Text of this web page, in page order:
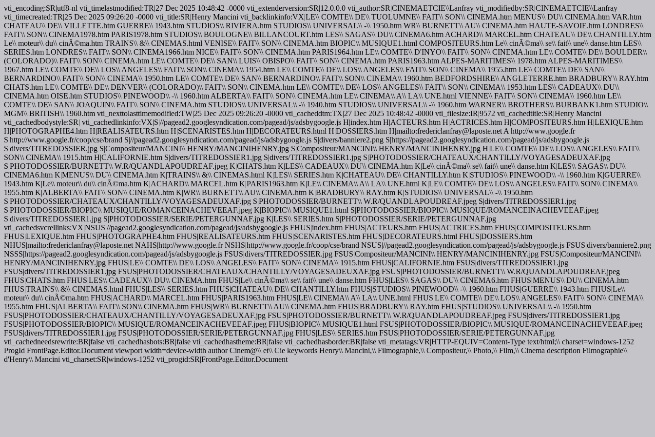
vti_encoding:SR|utf8-nl vti_timelastmodified:TR|27 Dec 2025 10:48:42 -0000 vti_extenderversion:SR|12.0.0.0 vti_author:SR|CINEMAETCIE\\Lanfray vti_modifiedby:SR|CINEMAETCIE\\Lanfray
vti_timecreated:TR|25 Dec 2025 09:26:20 -0000 vti_title:SR|Henry Mancini vti_backlinkinfo:VX|LE\\ COMTE\\ DE\\ TUOLUMNE\\ FAIT\\ SON\\ CINEMA.htm MENUS\\ DU\\ CINEMA.htm VAR.htm
CHATEAU\\ DE\\ VILLETTE.htm GUERRE\\ 1943.htm STUDIOS\\ RIVIERA.htm STUDIOS\\ UNIVERSAL\\ -\\ 1950.htm WR\\ BURNETT\\ AU\\ CINEMA.htm HAUTE-SAVOIE.htm LONDRES\\
FAIT\\ SON\\ CINEMA1978.htm PARIS1978.htm STUDIOS\\ BOULOGNE\\ BILLANCOURT.htm LES\\ SAGAS\\ DU\\ CINEMA6.htm ACHARD\\ MARCEL.htm CHATEAU\\ DE\\ CHANTILLY.htm
Le\\ moteur\\ du\\ cinÃ©ma.htm TRAINS\\ &\\ CINEMAS.html VENISE\\ FAIT\\ SON\\ CINEMA.htm BIOPIC\\ MUSIQUE1.html COMPOSITEURS.htm Le\\ cinÃ©ma\\ se\\ fait\\ une\\ danse.htm LES\\
SERIES.htm LONDRES\\ FAIT\\ SON\\ CINEMA1966.htm NICE\\ FAIT\\ SON\\ CINEMA.htm PARIS1964.htm LE\\ COMTE\\ D'INYO\\ FAIT\\ SON\\ CINEMA.htm LE\\ COMTE\\ DE\\ BOULDER\\
(COLORADO)\\ FAIT\\ SON\\ CINEMA.htm LE\\ COMTE\\ DE\\ SAN\\ LUIS\\ OBISPO\\ FAIT\\ SON\\ CINEMA.htm PARIS1963.htm ALPES-MARITIMES\\ 1978.htm ALPES-MARITIMES\\
1967.htm LE\\ COMTE\\ DE\\ LOS\\ ANGELES\\ FAIT\\ SON\\ CINEMA\\ 1954.htm LE\\ COMTE\\ DE\\ LOS\\ ANGELES\\ FAIT\\ SON\\ CINEMA\\ 1955.htm LE\\ COMTE\\ DE\\ SAN\\
BERNARDINO\\ FAIT\\ SON\\ CINEMA\\ 1950.htm LE\\ COMTE\\ DE\\ SAN\\ BERNARDINO\\ FAIT\\ SON\\ CINEMA\\ 1960.htm BEDFORDSHIRE\\ ANGLETERRE.htm BRADBURY\\ RAY.htm
CHATS.htm LE\\ COMTE\\ DE\\ DENVER\\ (COLORADO)\\ FAIT\\ SON\\ CINEMA.htm LE\\ COMTE\\ DE\\ LOS\\ ANGELES\\ FAIT\\ SON\\ CINEMA\\ 1953.htm LES\\ CADEAUX\\ DU\\
CINEMA.htm OISE.htm STUDIOS\\ PINEWOOD\\ -\\ 1960.htm ALBERTA\\ FAIT\\ SON\\ CINEMA.htm LE\\ CINEMA\\ A\\ LA\\ UNE.html VIENNE\\ FAIT\\ SON\\ CINEMA\\ 1960.htm LE\\
COMTE\\ DE\\ SAN\\ JOAQUIN\\ FAIT\\ SON\\ CINEMA.htm STUDIOS\\ UNIVERSAL\\ -\\ 1940.htm STUDIOS\\ UNIVERSAL\\ -\\ 1960.htm WARNER\\ BROTHERS\\ BURBANK1.htm STUDIO\\
MGM\\ BRITISH\\ 1960.htm vti_nexttolasttimemodified:TW|25 Dec 2025 09:26:20 -0000 vti_cacheddtm:TX|27 Dec 2025 10:48:42 -0000 vti_filesize:IR|9572 vti_cachedtitle:SR|Henry Mancini
vti_cachedbodystyle:SR| vti_cachedlinkinfo:VX|S|//pagead2.googlesyndication.com/pagead/js/adsbygoogle.js H|index.htm H|ACTEURS.htm H|ACTRICES.htm H|COMPOSITEURS.htm H|LEXIQUE.htm
H|PHOTOGRAPHE4.htm H|REALISATEURS.htm H|SCENARISTES.htm H|DECORATEURS.html H|DOSSIERS.htm H|mailto:fredericlanfray@laposte.net A|http://www.google.fr
S|http://www.google.fr/coop/cse/brand S|//pagead2.googlesyndication.com/pagead/js/adsbygoogle.js S|divers/banniere2.png S|https://pagead2.googlesyndication.com/pagead/js/adsbygoogle.js
S|divers/TITREDOSSIER.jpg S|Compositeur/MANCINI\\ HENRY/MANCINIHENRY.jpg S|Compositeur/MANCINI\\ HENRY/MANCINIHENRY.jpg H|LE\\ COMTE\\ DE\\ LOS\\ ANGELES\\ FAIT\\
SON\\ CINEMA\\ 1915.htm H|CALIFORNIE.htm S|divers/TITREDOSSIER1.jpg S|divers/TITREDOSSIER1.jpg S|PHOTODOSSIER/CHATEAUX/CHANTILLY/VOYAGESADEUXAF.jpg
S|PHOTODOSSIER/BURNETT\\ W.R/QUANDLAPOUDREAF.jpeg K|CHATS.htm K|LES\\ CADEAUX\\ DU\\ CINEMA.htm K|Le\\ cinÃ©ma\\ se\\ fait\\ une\\ danse.htm K|LES\\ SAGAS\\ DU\\
CINEMA6.htm K|MENUS\\ DU\\ CINEMA.htm K|TRAINS\\ &\\ CINEMAS.html K|LES\\ SERIES.htm K|CHATEAU\\ DE\\ CHANTILLY.htm K|STUDIOS\\ PINEWOOD\\ -\\ 1960.htm K|GUERRE\\
1943.htm K|Le\\ moteur\\ du\\ cinÃ©ma.htm K|ACHARD\\ MARCEL.htm K|PARIS1963.htm K|LE\\ CINEMA\\ A\\ LA\\ UNE.html K|LE\\ COMTE\\ DE\\ LOS\\ ANGELES\\ FAIT\\ SON\\ CINEMA\\
1955.htm K|ALBERTA\\ FAIT\\ SON\\ CINEMA.htm K|WR\\ BURNETT\\ AU\\ CINEMA.htm K|BRADBURY\\ RAY.htm K|STUDIOS\\ UNIVERSAL\\ -\\ 1950.htm
S|PHOTODOSSIER/CHATEAUX/CHANTILLY/VOYAGESADEUXAF.jpg S|PHOTODOSSIER/BURNETT\\ W.R/QUANDLAPOUDREAF.jpeg S|divers/TITREDOSSIER1.jpg
S|PHOTODOSSIER/BIOPIC\\ MUSIQUE/ROMANCEINACHEVEEAF.jpeg K|BIOPIC\\ MUSIQUE1.html S|PHOTODOSSIER/BIOPIC\\ MUSIQUE/ROMANCEINACHEVEEAF.jpeg
S|divers/TITREDOSSIER1.jpg S|PHOTODOSSIER/SERIE/PETERGUNNAF.jpg K|LES\\ SERIES.htm S|PHOTODOSSIER/SERIE/PETERGUNNAF.jpg
vti_cachedsvcrellinks:VX|NSUS|//pagead2.googlesyndication.com/pagead/js/adsbygoogle.js FHUS|index.htm FHUS|ACTEURS.htm FHUS|ACTRICES.htm FHUS|COMPOSITEURS.htm
FHUS|LEXIQUE.htm FHUS|PHOTOGRAPHE4.htm FHUS|REALISATEURS.htm FHUS|SCENARISTES.htm FHUS|DECORATEURS.html FHUS|DOSSIERS.htm
NHUS|mailto:fredericlanfray@laposte.net NAHS|http://www.google.fr NSHS|http://www.google.fr/coop/cse/brand NSUS|//pagead2.googlesyndication.com/pagead/js/adsbygoogle.js FSUS|divers/banniere2.png
NSSS|https://pagead2.googlesyndication.com/pagead/js/adsbygoogle.js FSUS|divers/TITREDOSSIER.jpg FSUS|Compositeur/MANCINI\\ HENRY/MANCINIHENRY.jpg FSUS|Compositeur/MANCINI\\
HENRY/MANCINIHENRY.jpg FHUS|LE\\ COMTE\\ DE\\ LOS\\ ANGELES\\ FAIT\\ SON\\ CINEMA\\ 1915.htm FHUS|CALIFORNIE.htm FSUS|divers/TITREDOSSIER1.jpg
FSUS|divers/TITREDOSSIER1.jpg FSUS|PHOTODOSSIER/CHATEAUX/CHANTILLY/VOYAGESADEUXAF.jpg FSUS|PHOTODOSSIER/BURNETT\\ W.R/QUANDLAPOUDREAF.jpeg
FHUS|CHATS.htm FHUS|LES\\ CADEAUX\\ DU\\ CINEMA.htm FHUS|Le\\ cinÃ©ma\\ se\\ fait\\ une\\ danse.htm FHUS|LES\\ SAGAS\\ DU\\ CINEMA6.htm FHUS|MENUS\\ DU\\ CINEMA.htm
FHUS|TRAINS\\ &\\ CINEMAS.html FHUS|LES\\ SERIES.htm FHUS|CHATEAU\\ DE\\ CHANTILLY.htm FHUS|STUDIOS\\ PINEWOOD\\ -\\ 1960.htm FHUS|GUERRE\\ 1943.htm FHUS|Le\\
moteur\\ du\\ cinÃ©ma.htm FHUS|ACHARD\\ MARCEL.htm FHUS|PARIS1963.htm FHUS|LE\\ CINEMA\\ A\\ LA\\ UNE.html FHUS|LE\\ COMTE\\ DE\\ LOS\\ ANGELES\\ FAIT\\ SON\\ CINEMA\\
1955.htm FHUS|ALBERTA\\ FAIT\\ SON\\ CINEMA.htm FHUS|WR\\ BURNETT\\ AU\\ CINEMA.htm FHUS|BRADBURY\\ RAY.htm FHUS|STUDIOS\\ UNIVERSAL\\ -\\ 1950.htm
FSUS|PHOTODOSSIER/CHATEAUX/CHANTILLY/VOYAGESADEUXAF.jpg FSUS|PHOTODOSSIER/BURNETT\\ W.R/QUANDLAPOUDREAF.jpeg FSUS|divers/TITREDOSSIER1.jpg
FSUS|PHOTODOSSIER/BIOPIC\\ MUSIQUE/ROMANCEINACHEVEEAF.jpeg FHUS|BIOPIC\\ MUSIQUE1.html FSUS|PHOTODOSSIER/BIOPIC\\ MUSIQUE/ROMANCEINACHEVEEAF.jpeg
FSUS|divers/TITREDOSSIER1.jpg FSUS|PHOTODOSSIER/SERIE/PETERGUNNAF.jpg FHUS|LES\\ SERIES.htm FSUS|PHOTODOSSIER/SERIE/PETERGUNNAF.jpg
vti_cachedneedsrewrite:BR|false vti_cachedhasbots:BR|false vti_cachedhastheme:BR|false vti_cachedhasborder:BR|false vti_metatags:VR|HTTP-EQUIV=Content-Type text/html;\\ charset=windows-1252
ProgId FrontPage.Editor.Document viewport width=device-width author Cinem@\\ et\\ Cie keywords Henry\\ Mancini,\\ Filmographie,\\ Compositeur,\\ Photo,\\ Film,\\ Cinema description Filmographie\\
d'Henry\\ Mancini vti_charset:SR|windows-1252 vti_progid:SR|FrontPage.Editor.Document